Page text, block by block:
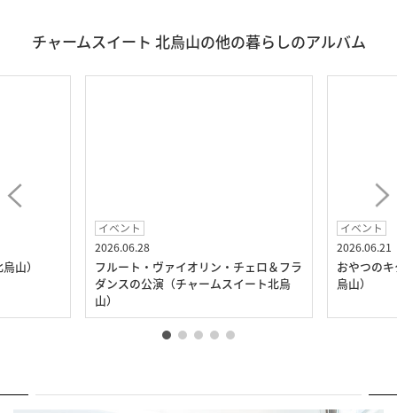
チャームスイート 北烏山の他の暮らしのアルバム
山）
イベント
2026.06.28
フルート・ヴァイオリン・チェロ＆フラ
ダンスの公演（チャームスイート北烏
山）
イベント
2026.06.21
おやつの
烏山）